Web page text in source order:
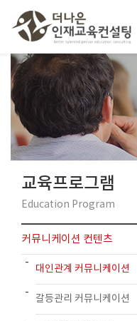
교육프로그램
Education Program
커뮤니케이션 컨텐츠
대인관계 커뮤니케이션
갈등관리 커뮤니케이션